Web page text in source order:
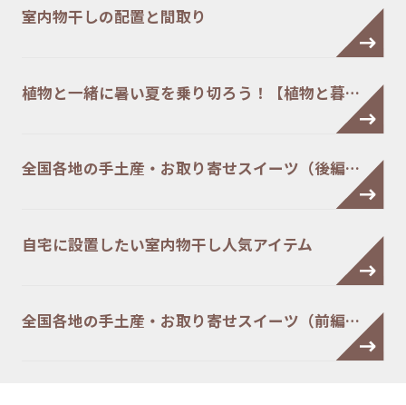
室内物干しの配置と間取り
植物と一緒に暑い夏を乗り切ろう！【植物と暮…
全国各地の手土産・お取り寄せスイーツ（後編…
自宅に設置したい室内物干し人気アイテム
全国各地の手土産・お取り寄せスイーツ（前編…